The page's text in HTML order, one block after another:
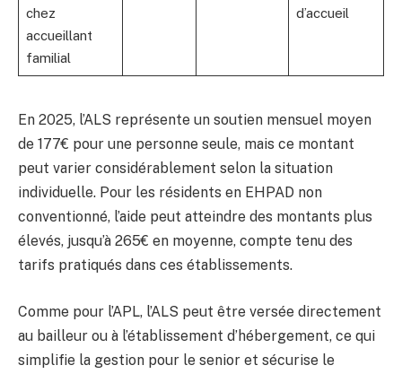
chez
accueillant
familial
d’accueil
En 2025, l’ALS représente un soutien mensuel moyen
de 177€ pour une personne seule, mais ce montant
peut varier considérablement selon la situation
individuelle. Pour les résidents en EHPAD non
conventionné, l’aide peut atteindre des montants plus
élevés, jusqu’à 265€ en moyenne, compte tenu des
tarifs pratiqués dans ces établissements.
Comme pour l’APL, l’ALS peut être versée directement
au bailleur ou à l’établissement d’hébergement, ce qui
simplifie la gestion pour le senior et sécurise le